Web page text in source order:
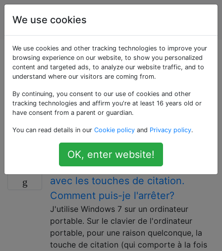
Utilisateurs
d'ordinateur
Questions marquées
«input-languages»
Questions concernant la langue de saisie, un
programme individuel qui contrôle la langue utilisée
pour saisir les informations via le clavier.
Mon clavier Windows est «malin»
avec les touches de citation.
Comment puis-je l'arrêter?
J'utilise Windows 7 sur un ordinateur
portable. Sur le clavier de l'ordinateur
portable, pour une raison quelconque, la
touche de citation (qui comporte à la fois
We use cookies
We use cookies and other tracking technologies to improve your
browsing experience on our website, to show you personalized
content and targeted ads, to analyze our website traffic, and to
understand where our visitors are coming from.
By continuing, you consent to our use of cookies and other
tracking technologies and affirm you're at least 16 years old or
have consent from a parent or guardian.
You can read details in our Cookie policy and Privacy policy.
OK, enter website!